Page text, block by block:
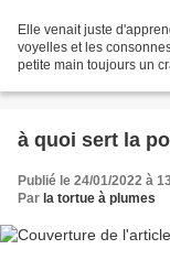
Elle venait juste
voyelles et les
petite main toujours un
à quoi sert la
Publié le 24/01/2022 à
Par la tortue à plumes